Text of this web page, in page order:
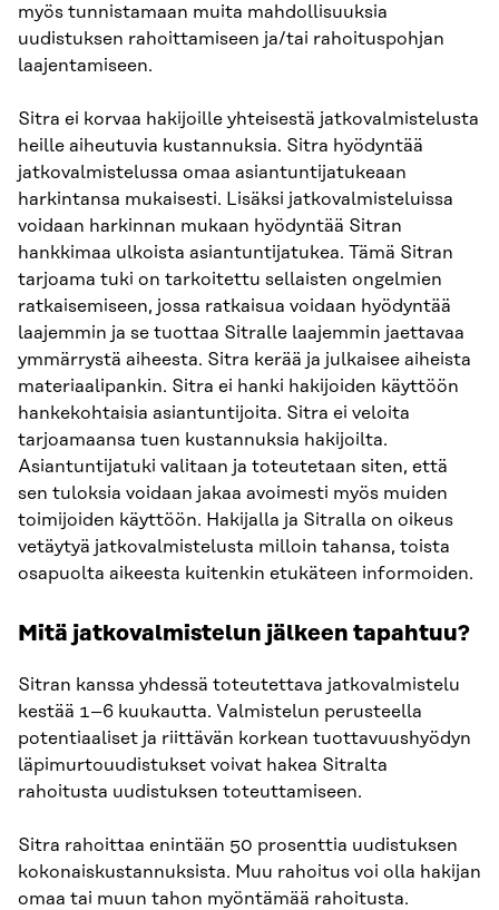
myös tunnistamaan muita mahdollisuuksia
uudistuksen rahoittamiseen ja/tai rahoituspohjan
laajentamiseen.
Sitra ei korvaa hakijoille yhteisestä jatkovalmistelusta
heille aiheutuvia kustannuksia. Sitra hyödyntää
jatkovalmistelussa omaa asiantuntijatukeaan
harkintansa mukaisesti. Lisäksi jatkovalmisteluissa
voidaan harkinnan mukaan hyödyntää Sitran
hankkimaa ulkoista asiantuntijatukea. Tämä Sitran
tarjoama tuki on tarkoitettu sellaisten ongelmien
ratkaisemiseen, jossa ratkaisua voidaan hyödyntää
laajemmin ja se tuottaa Sitralle laajemmin jaettavaa
ymmärrystä aiheesta. Sitra kerää ja julkaisee aiheista
materiaalipankin. Sitra ei hanki hakijoiden käyttöön
hankekohtaisia asiantuntijoita. Sitra ei veloita
tarjoamaansa tuen kustannuksia hakijoilta.
Asiantuntijatuki valitaan ja toteutetaan siten, että
sen tuloksia voidaan jakaa avoimesti myös muiden
toimijoiden käyttöön. Hakijalla ja Sitralla on oikeus
vetäytyä jatkovalmistelusta milloin tahansa, toista
osapuolta aikeesta kuitenkin etukäteen informoiden.
Mitä jatkovalmistelun jälkeen tapahtuu?
Sitran kanssa yhdessä toteutettava jatkovalmistelu
kestää 1–6 kuukautta. Valmistelun perusteella
potentiaaliset ja riittävän korkean tuottavuushyödyn
läpimurtouudistukset voivat hakea Sitralta
rahoitusta uudistuksen toteuttamiseen.
Sitra rahoittaa enintään 50 prosenttia uudistuksen
kokonaiskustannuksista. Muu rahoitus voi olla hakijan
omaa tai muun tahon myöntämää rahoitusta.